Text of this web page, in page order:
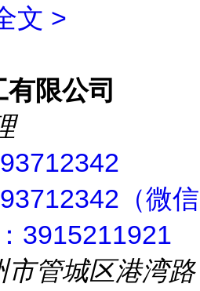
文 >
限公司
（微信
3915211921
市管城区港湾路